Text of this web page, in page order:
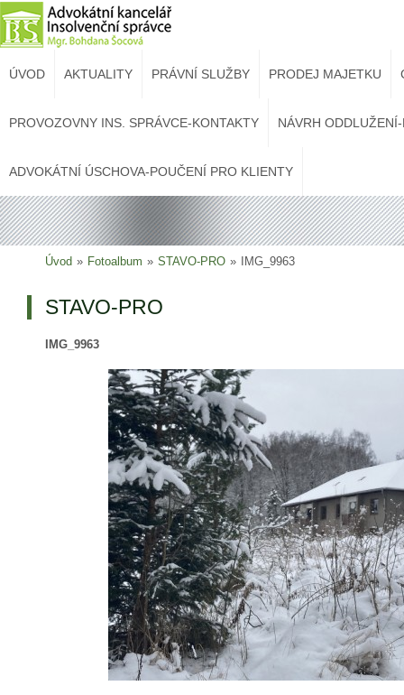
ÚVOD AKTUALITY PRÁVNÍ SLUŽBY PRODEJ MAJETKU
PROVOZOVNY INS. SPRÁVCE-KONTAKTY NÁVRH
ADVOKÁTNÍ ÚSCHOVA-POUČENÍ PRO KLIENTY
Úvod » Fotoalbum » STAVO-PRO » IMG_9963
STAVO-PRO
IMG_9963